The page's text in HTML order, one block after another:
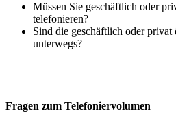
Müssen Sie geschäftlich oder
telefonieren?
Sind die geschäftlich oder privat
unterwegs?
Fragen zum Telefoniervolumen